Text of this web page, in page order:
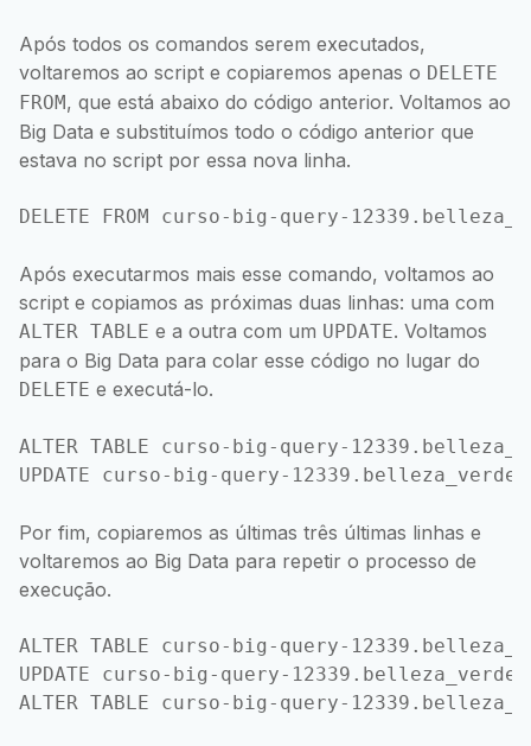
Após todos os comandos serem executados,
voltaremos ao script e copiaremos apenas o DELETE
FROM, que está abaixo do código anterior. Voltamos ao
Big Data e substituímos todo o código anterior que
estava no script por essa nova linha.
Após executarmos mais esse comando, voltamos ao
script e copiamos as próximas duas linhas: uma com
ALTER TABLE e a outra com um UPDATE. Voltamos
para o Big Data para colar esse código no lugar do
DELETE e executá-lo.
ALTER TABLE curso-big-query-
Por fim, copiaremos as últimas três últimas linhas e
voltaremos ao Big Data para repetir o processo de
execução.
ALTER TABLE curso-big-query-
UPDATE curso-big-query-